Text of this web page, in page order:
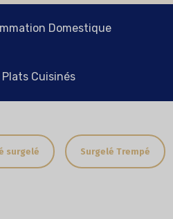
Domestique
Plats Cuisinés
surgelé Surgelé Trempé